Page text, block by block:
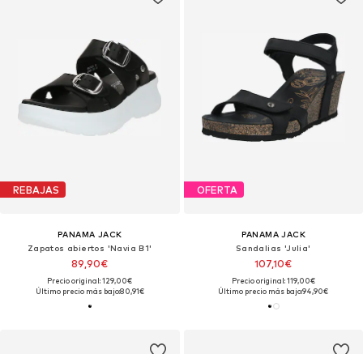
REBAJAS
PANAMA JACK
Zapatos abiertos 'Navia B1'
89,90€
Precio original: 129,00€
Último precio más bajo:80,91€
OFERTA
PANAMA JACK
Sandalias 'Julia'
107,10€
Precio original: 119,00€
Último precio más bajo:94,90€